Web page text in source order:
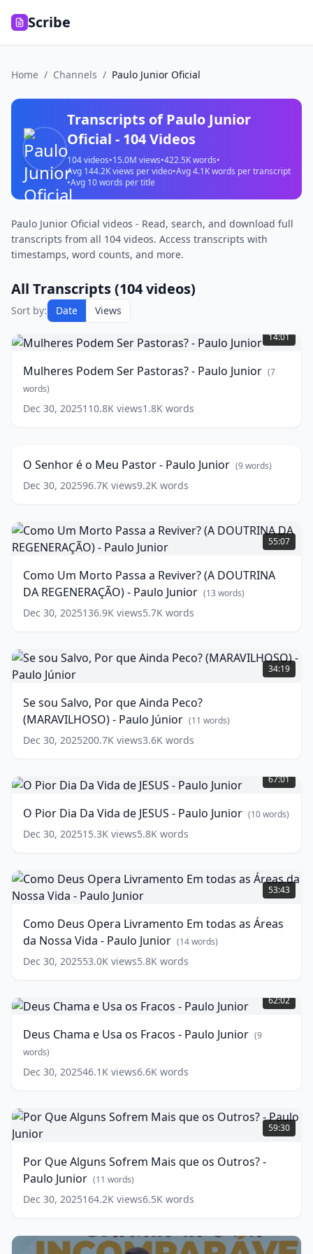
Scribe
Home / Channels / Paulo Junior Oficial
Transcripts ofPaulo Junior
Oficial - 104Videos
104videos•15.0M views•422.5Kwords•
Avg 144.2Kviews per video•Avg4.1Kwords per transcript
•Avg 10words per title
Paulo Junior Oficial videos - Read, search, and download full
transcripts from all 104 videos. Access transcripts with
timestamps, word counts, and more.
All Transcripts (104videos)
Sort by: Date Views
Mulheres
Podem
Ser
Paulo
Junior
7
14:01
Mulheres Podem Ser Pastoras? - Paulo Junior (7
words)
Dec 30, 2025110.8K views1.8K words
O
Meu
Pastor
Junior
9
O Senhor é o Meu Pastor - Paulo Junior (9words)
Dec 30, 202596.7K views9.2K words
Como
Um
Morto
a
Reviver?
(A
DOUTRINA
REGENERAÇÃO)
-
Paulo
words)
55:07
Como Um Morto Passa a Reviver? (A DOUTRINA
DA REGENERAÇÃO) - Paulo Junior (13 words)
Dec 30, 2025136.9K views5.7K words
Se
sou
Salvo,
que
Ainda
Peco?
(MARAVILHOSO)
Paulo
Júnior
11
34:19
Se sou Salvo, Por que Ainda Peco?
(MARAVILHOSO) - Paulo Júnior (11 words)
Dec 30, 2025200.7K views3.6K words
Pior
Dia
Vida
de
Paulo
Junior
words)
67:01
O Pior Dia Da Vida de JESUS - Paulo Junior (10words)
Dec 30, 202515.3K views5.8K words
Como
Deus
Opera
Em
todas
as
Áreas
Nossa
Vida
Paulo
Junior
words)
53:43
Como Deus Opera Livramento Em todas as Áreas
da Nossa Vida - Paulo Junior (14words)
Dec 30, 202553.0K views5.8K words
Chama
e
os
Fracos
Paulo
words)
62:02
Deus Chama e Usa os Fracos - Paulo Junior (9
words)
Dec 30, 202546.1K views6.6K words
Por
Que
Alguns
Mais
que
os
Outros?
Paulo
11
59:30
Por Que Alguns Sofrem Mais que os Outros? -
Paulo Junior (11 words)
Dec 30, 2025164.2K views6.5K words